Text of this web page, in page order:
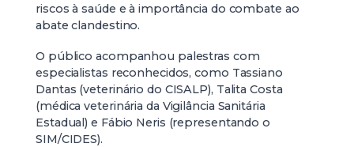
riscos à saúde e à importância do combate ao
abate clandestino.
O público acompanhou palestras com
especialistas reconhecidos, como Tassiano
Dantas (veterinário do CISALP), Talita Costa
(médica veterinária da Vigilância Sanitária
Estadual) e Fábio Neris (representando o
SIM/CIDES).